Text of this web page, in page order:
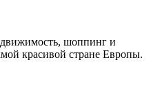
шоппинг и
красивой стране Европы.